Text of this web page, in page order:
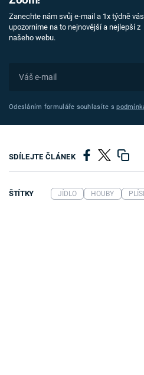
Zanechte nám svůj e-mail a 1x týdně vás
upozorníme na to nejnovější a nejlepší z
našeho webu.
Odesláním formuláře souhlasíte s
SDÍLEJTE ČLÁNEK
ŠTÍTKY JÍDLO HOUBY